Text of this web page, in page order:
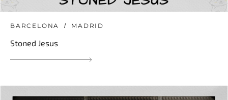
BARCELONA MADRID
Stoned Jesus